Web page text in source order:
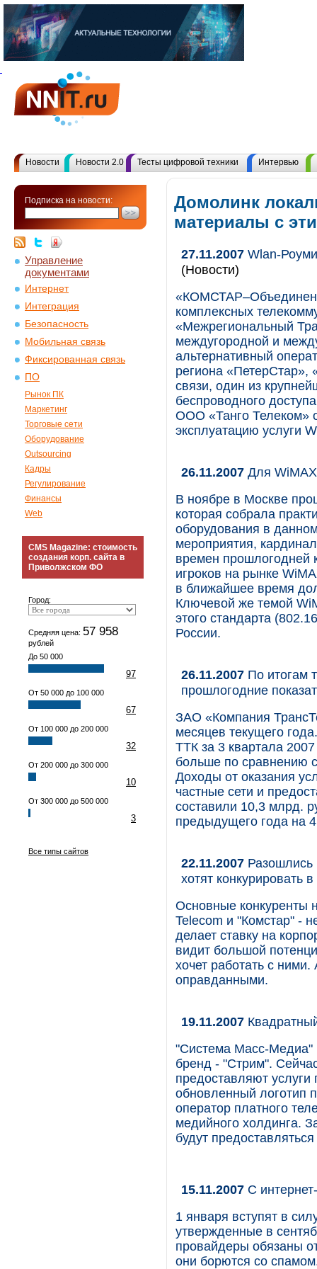
Новости Новости 2.0 Тесты цифровой техники Интервью
Подписка на новости:
Управление
документами
Интернет
Интеграция
Безопасность
Мобильная связь
Фиксированная связь
ПО
Рынок ПК
Маркетинг
Торговые сети
Оборудование
Outsourcing
Кадры
Регулирование
Финансы
Web
CMS Magazine: стоимость
создания корп. сайта в
Приволжском ФО
Город:
Средняя цена: 57 958
рублей
До 50 000
97
От 50 000 до 100 000
67
От 100 000 до 200 000
32
От 200 000 до 300 000
10
От 300 000 до 500 000
3
Все типы сайтов
Домолинк
материалы с
27.11.2007 Wlan-
(Новости)
комплексных
«Межрегиональный
междугородной и
альтернативный
региона
связи, один из
беспроводного
ООО «Танго Телеком»
эксплуатацию услуги
26.11.2007 Для
В ноябре в Москве
которая собрала
оборудования в
мероприятия,
времен прошлогодней
игроков на рынке
в ближайшее время
Ключевой же темой
этого стандарта
России.
26.11.2007 По итогам
прошлогодние
ЗАО «Компания
месяцев текущего
ТТК за 3 квартала
больше по сравнению
Доходы от оказания
частные сети и
составили 10,3 млрд.
предыдущего года на
22.11.2007 Разошлись
хотят конкурировать
Основные конкуренты
Telecom и "Комстар" -
делает ставку на
видит большой
хочет работать с
оправданными.
19.11.2007
"Система Масс-
бренд - "Стрим".
предоставляют
обновленный логотип
оператор платного
медийного холдинга.
будут
15.11.2007 С
1 января вступят в
утвержденные в
провайдеры обязаны
они борются со